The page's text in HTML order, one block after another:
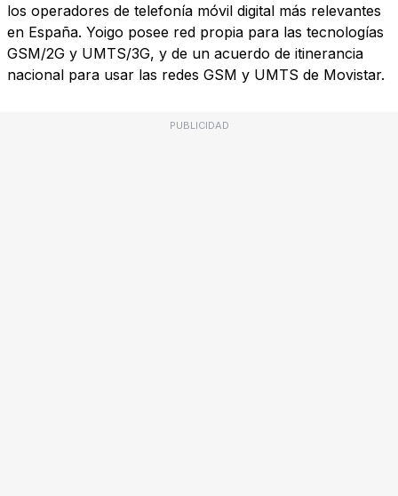
los operadores de telefonía móvil digital más relevantes
en España. Yoigo posee red propia para las tecnologías
GSM/2G y UMTS/3G, y de un acuerdo de itinerancia
nacional para usar las redes GSM y UMTS de Movistar.
PUBLICIDAD